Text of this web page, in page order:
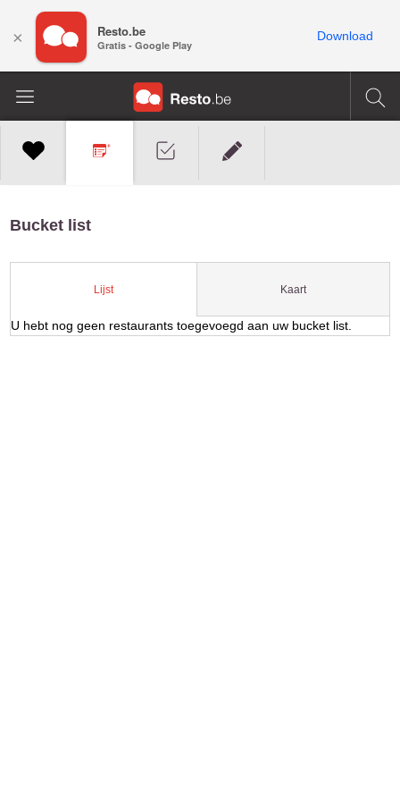
Bucket list
Lijst Kaart
U hebt nog geen restaurants toegevoegd aan uw bucket list.
× Resto.be
Gratis - Google Play
Download